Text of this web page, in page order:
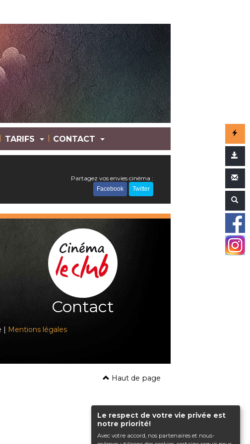
Le respect de votre vie privée est
notre priorité!
Avec votre accord, nos partenaires et nous-
| TARIFS | CONTACT
Partagez vos envies cinéma :
Facebook Twitter
Contact
| Mentions légales
Haut de page